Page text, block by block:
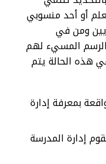
أو أحد منسوبي
ومن في
المسيء لهم
هذه الحالة يتم
بمعرفة إدارة
إدارة المدرسة